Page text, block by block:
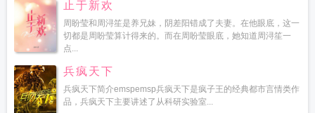
止于新欢
周盼莹和周浔笙是养兄妹，阴差阳错成了夫妻。在他眼底，这一
切都是周盼莹算计得来的。而在周盼莹眼底，她知道周浔笙一
点...
兵疯天下
兵疯天下简介emspemsp兵疯天下是疯子王的经典都市言情类作
品，兵疯天下主要讲述了从科研实验室...